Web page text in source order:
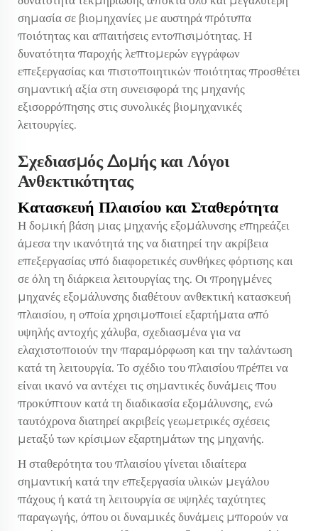
σημασία σε βιομηχανίες με αυστηρά πρότυπα
ποιότητας και απαιτήσεις εντοπισιμότητας. Η
δυνατότητα παροχής λεπτομερών εγγράφων
επεξεργασίας και πιστοποιητικών ποιότητας προσθέτει
σημαντική αξία στη συνεισφορά της μηχανής
εξισορρόπησης στις συνολικές βιομηχανικές
λειτουργίες.
Σχεδιασμός Δομής και Λόγοι
Ανθεκτικότητας
Κατασκευή Πλαισίου και Σταθερότητα
Η δομική βάση μιας μηχανής εξομάλυνσης επηρεάζει
άμεσα την ικανότητά της να διατηρεί την ακρίβεια
επεξεργασίας υπό διαφορετικές συνθήκες φόρτισης και
σε όλη τη διάρκεια λειτουργίας της. Οι προηγμένες
μηχανές εξομάλυνσης διαθέτουν ανθεκτική κατασκευή
πλαισίου, η οποία χρησιμοποιεί εξαρτήματα από
υψηλής αντοχής χάλυβα, σχεδιασμένα για να
ελαχιστοποιούν την παραμόρφωση και την ταλάντωση
κατά τη λειτουργία. Το σχέδιο του πλαισίου πρέπει να
είναι ικανό να αντέχει τις σημαντικές δυνάμεις που
προκύπτουν κατά τη διαδικασία εξομάλυνσης, ενώ
ταυτόχρονα διατηρεί ακριβείς γεωμετρικές σχέσεις
μεταξύ των κρίσιμων εξαρτημάτων της μηχανής.
Η σταθερότητα του πλαισίου γίνεται ιδιαίτερα
σημαντική κατά την επεξεργασία υλικών μεγάλου
πάχους ή κατά τη λειτουργία σε υψηλές ταχύτητες
παραγωγής, όπου οι δυναμικές δυνάμεις μπορούν να